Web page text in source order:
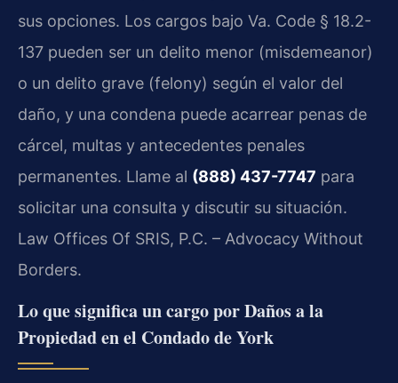
sus opciones. Los cargos bajo Va. Code § 18.2-
137 pueden ser un delito menor (misdemeanor)
o un delito grave (felony) según el valor del
daño, y una condena puede acarrear penas de
cárcel, multas y antecedentes penales
permanentes. Llame al (888) 437-7747 para
solicitar una consulta y discutir su situación.
Law Offices Of SRIS, P.C. – Advocacy Without
Borders.
Lo que significa un cargo por Daños a la
Propiedad en el Condado de York